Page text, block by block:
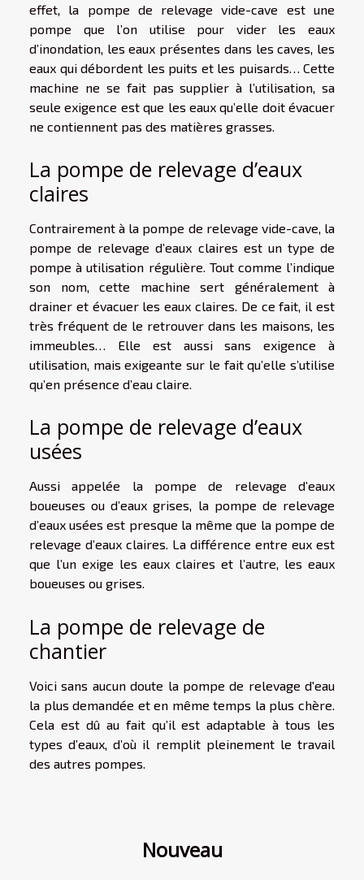
effet, la pompe de relevage vide-cave est une
pompe que l’on utilise pour vider les eaux
d’inondation, les eaux présentes dans les caves, les
eaux qui débordent les puits et les puisards… Cette
machine ne se fait pas supplier à l’utilisation, sa
seule exigence est que les eaux qu’elle doit évacuer
ne contiennent pas des matières grasses.
La pompe de relevage d’eaux
claires
Contrairement à la pompe de relevage vide-cave, la
pompe de relevage d’eaux claires est un type de
pompe à utilisation régulière. Tout comme l’indique
son nom, cette machine sert généralement à
drainer et évacuer les eaux claires. De ce fait, il est
très fréquent de le retrouver dans les maisons, les
immeubles… Elle est aussi sans exigence à
utilisation, mais exigeante sur le fait qu’elle s’utilise
qu’en présence d’eau claire.
La pompe de relevage d’eaux
usées
Aussi appelée la pompe de relevage d’eaux
boueuses ou d’eaux grises, la pompe de relevage
d’eaux usées est presque la même que la pompe de
relevage d’eaux claires. La différence entre eux est
que l’un exige les eaux claires et l’autre, les eaux
boueuses ou grises.
La pompe de relevage de
chantier
Voici sans aucun doute la pompe de relevage d'eau
la plus demandée et en même temps la plus chère.
Cela est dû au fait qu’il est adaptable à tous les
types d’eaux, d’où il remplit pleinement le travail
des autres pompes.
Nouveau